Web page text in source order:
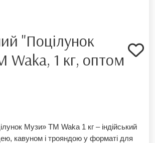
"Поцілунок
Waka, 1 кг, оптом
Музи» TM Waka 1 кг – індійський
кавуном і трояндою у форматі для